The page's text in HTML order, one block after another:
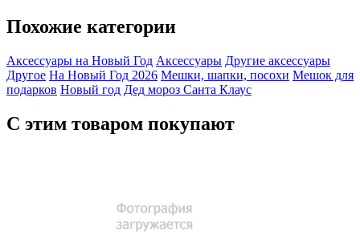
Похожие категории
Аксессуары на Новый Год Аксессуары Другие аксессуары
Другое На Новый Год 2026 Мешки, шапки, посохи Мешок для
подарков Новый год Дед мороз Санта Клаус
С этим товаром покупают